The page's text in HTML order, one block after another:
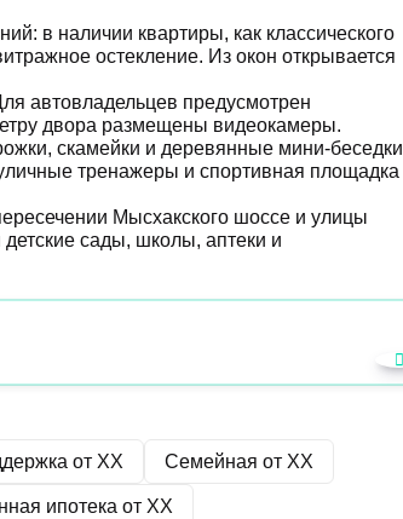
в наличии квартиры, как классического
остекление. Из окон открывается
автовладельцев предусмотрен
двора размещены видеокамеры.
скамейки и деревянные мини-беседки
тренажеры и спортивная площадка
Мысхакского шоссе и улицы
сады, школы, аптеки и
от XX Семейная от XX
ипотека от XX